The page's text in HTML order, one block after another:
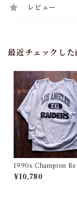
レビュー
最近チェックした
1990s Champion
Weave / NFL Los
RAIDERS !!!
¥10,780